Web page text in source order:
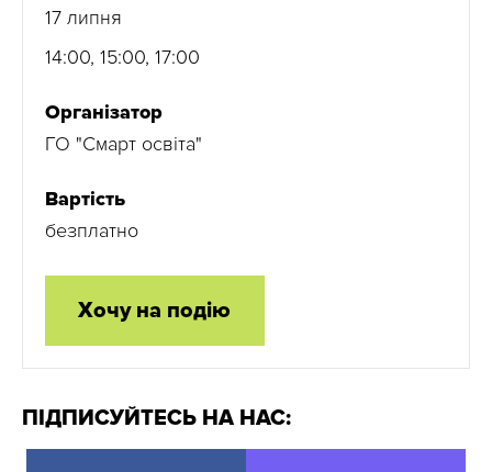
17 липня
14:00, 15:00, 17:00
Організатор
ГО "Смарт освіта"
Вартість
безплатно
Хочу на подію
ПІДПИСУЙТЕСЬ НА НАС: